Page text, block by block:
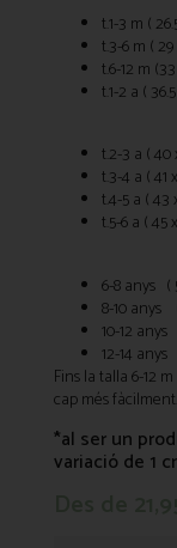
t.1-3 m (
t.3-6 m (
t.6-12 m
t.1-2 a (
t.2-3 a ( 40
t.3-4 a ( 41
t.4-5 a ( 43
t.5-6 a ( 45
6-8 anys (
8-10 anys
10-12
12-14
Fins la talla 6-12
cap més fàcilment.
*al ser un
variació de 1